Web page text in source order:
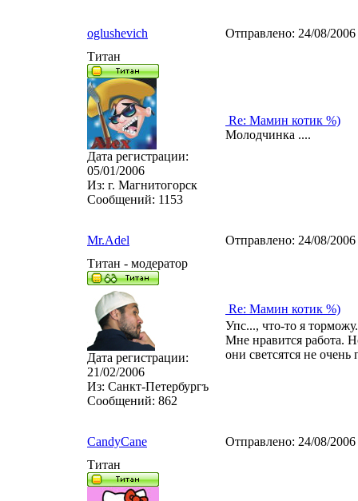
oglushevich Отправлено: 24/08/
Титан
Дата регистрации:
05/01/2006
Из: г. Магнитогорск
Сообщений: 1153
Re: Мамин котик %)
Молодчинка ....
Mr.Adel Отправлено: 24/08/
Титан - модератор
Дата регистрации:
21/02/2006
Из: Санкт-Петербургъ
Сообщений: 862
Re: Мамин котик %)
Упс..., что-то я
Мне нравится работа.
они светсятся не
CandyCane Отправлено: 24/08/
Титан